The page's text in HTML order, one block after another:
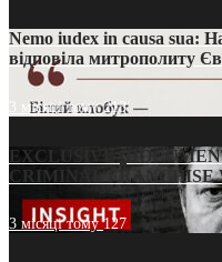
Nemo iudex in causa sua:
відповіла митрополиту
3 місяці тому213
EXCLUSIVE
CRIMINAL FRANCHISE
3 місяці тому127